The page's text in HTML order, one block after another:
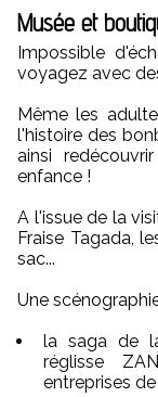
Musée et
Impossible
voyagez avec
Même les
l'histoire des
ainsi
enfance !
A l'issue de la
Fraise Tagada,
sac...
Une
la saga de
réglisse
entreprises